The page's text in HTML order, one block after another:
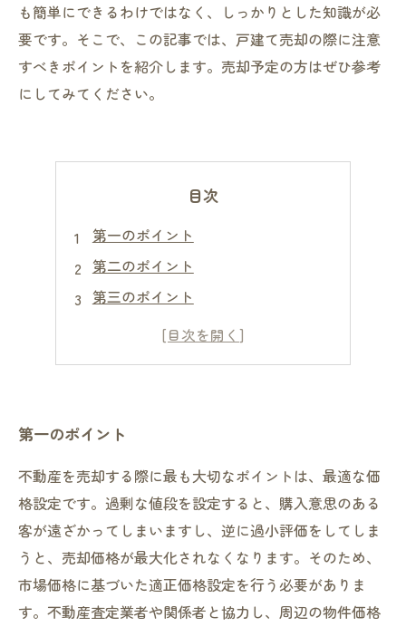
も簡単にできるわけではなく、しっかりとした知識が必
要です。そこで、この記事では、戸建て売却の際に注意
すべきポイントを紹介します。売却予定の方はぜひ参考
にしてみてください。
目次
第一のポイント
第二のポイント
第三のポイント
第四のポイント
第一のポイント
不動産を売却する際に最も大切なポイントは、最適な価
格設定です。過剰な値段を設定すると、購入意思のある
客が遠ざかってしまいますし、逆に過小評価をしてしま
うと、売却価格が最大化されなくなります。そのため、
市場価格に基づいた適正価格設定を行う必要がありま
す。不動産査定業者や関係者と協力し、周辺の物件価格